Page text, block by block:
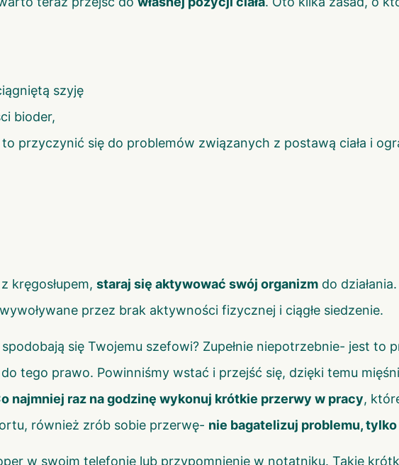
szyję
bioder,
przyczynić się do problemów związanych z postawą ciała i
kręgosłupem, staraj się aktywować swój organizm do
przez brak aktywności fizycznej i ciągłe siedzenie.
się Twojemu szefowi? Zupełnie niepotrzebnie- jest to
tego prawo. Powinniśmy wstać i przejść się, dzięki temu
najmniej raz na godzinę wykonuj krótkie przerwy w pracy,
również zrób sobie przerwę- nie bagatelizuj problemu, tylko
w swoim telefonie lub przypomnienie w notatniku. Takie